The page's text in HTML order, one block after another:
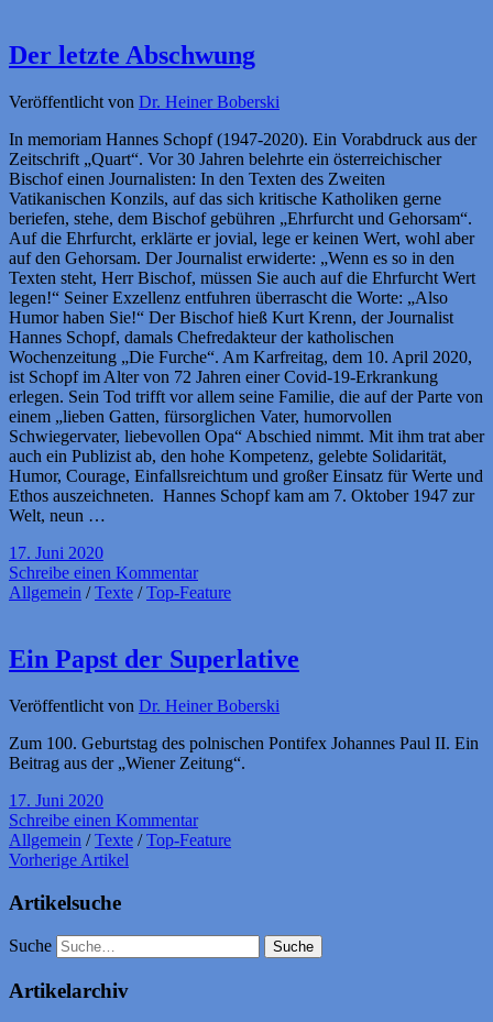
Der letzte Abschwung
Veröffentlicht von Dr. Heiner Boberski
In memoriam Hannes Schopf (1947-2020). Ein Vorabdruck aus der
Zeitschrift „Quart“. Vor 30 Jahren belehrte ein österreichischer
Bischof einen Journalisten: In den Texten des Zweiten
Vatikanischen Konzils, auf das sich kritische Katholiken gerne
beriefen, stehe, dem Bischof gebühren „Ehrfurcht und Gehorsam“.
Auf die Ehrfurcht, erklärte er jovial, lege er keinen Wert, wohl aber
auf den Gehorsam. Der Journalist erwiderte: „Wenn es so in den
Texten steht, Herr Bischof, müssen Sie auch auf die Ehrfurcht Wert
legen!“ Seiner Exzellenz entfuhren überrascht die Worte: „Also
Humor haben Sie!“ Der Bischof hieß Kurt Krenn, der Journalist
Hannes Schopf, damals Chefredakteur der katholischen
Wochenzeitung „Die Furche“. Am Karfreitag, dem 10. April 2020,
ist Schopf im Alter von 72 Jahren einer Covid-19-Erkrankung
erlegen. Sein Tod trifft vor allem seine Familie, die auf der Parte von
einem „lieben Gatten, fürsorglichen Vater, humorvollen
Schwiegervater, liebevollen Opa“ Abschied nimmt. Mit ihm trat aber
auch ein Publizist ab, den hohe Kompetenz, gelebte Solidarität,
Humor, Courage, Einfallsreichtum und großer Einsatz für Werte und
Ethos auszeichneten. Hannes Schopf kam am 7. Oktober 1947 zur
Welt, neun …
17. Juni 2020
Schreibe einen Kommentar
Allgemein /Texte /Top-Feature
Ein Papst der Superlative
Veröffentlicht von Dr. Heiner Boberski
Zum 100. Geburtstag des polnischen Pontifex Johannes Paul II. Ein
Beitrag aus der „Wiener Zeitung“.
17. Juni 2020
Schreibe einen Kommentar
Allgemein /Texte /Top-Feature
Vorherige Artikel
Artikelsuche
Suche
Artikelarchiv